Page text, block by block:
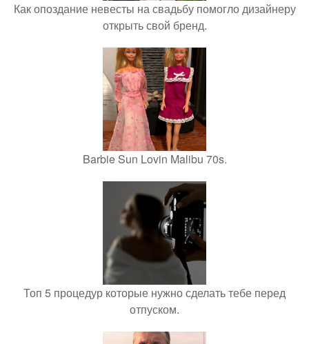
Как опоздание невесты на свадьбу помогло дизайнеру
открыть свой бренд.
Barbie Sun Lovin Malibu 70s.
Топ 5 процедур которые нужно сделать тебе перед
отпуском.